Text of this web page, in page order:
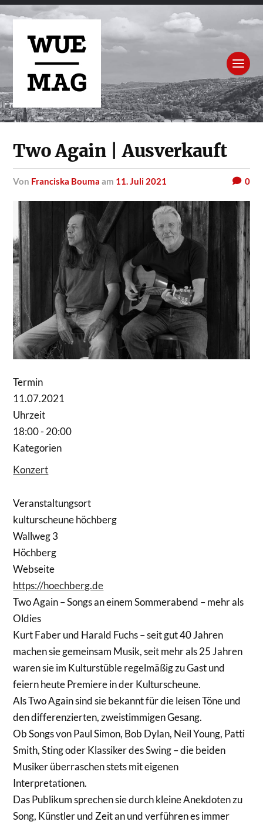
Two Again | Ausverkauft
von Franciska Bouma am 11. Juli 2021 0
Termin
11.07.2021
Uhrzeit
18:00 - 20:00
Kategorien
Konzert
Veranstaltungsort
kulturscheune höchberg
Wallweg 3
Höchberg
Webseite
https://hoechberg.de
Two Again – Songs an einem Sommerabend – mehr als
Oldies
Kurt Faber und Harald Fuchs – seit gut 40 Jahren
machen sie gemeinsam Musik, seit mehr als 25 Jahren
waren sie im Kulturstüble regelmäßig zu Gast und
feiern heute Premiere in der Kulturscheune.
Als Two Again sind sie bekannt für die leisen Töne und
den differenzierten, zweistimmigen Gesang.
Ob Songs von Paul Simon, Bob Dylan, Neil Young, Patti
Smith, Sting oder Klassiker des Swing – die beiden
Musiker überraschen stets mit eigenen
Interpretationen.
Das Publikum sprechen sie durch kleine Anekdoten zu
Song, Künstler und Zeit an und verführen es immer